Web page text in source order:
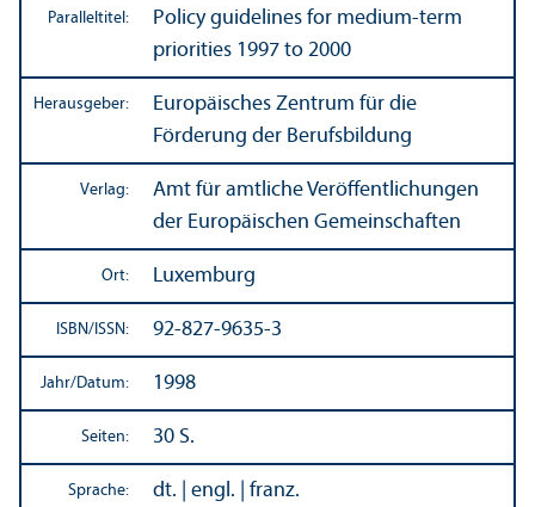
Paralleltitel:
Policy guidelines for medium-term
priorities 1997 to 2000
Herausgeber:
Europäisches Zentrum für die
Förderung der Berufsbildung
Verlag:
Amt für amtliche Veröffentlichungen
der Europäischen Gemeinschaften
Ort: Luxemburg
ISBN/ISSN: 92-827-9635-3
Jahr/Datum: 1998
Seiten: 30 S.
Sprache: dt. | engl. | franz.